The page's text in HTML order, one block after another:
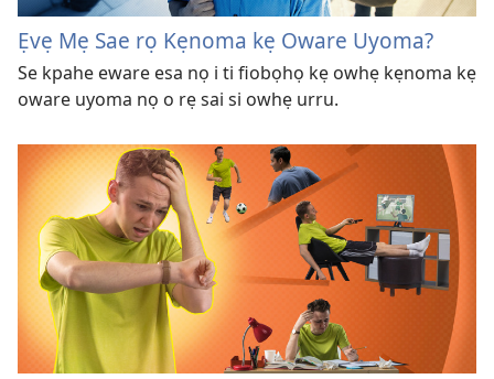
Ẹvẹ Mẹ Sae rọ Kẹnoma kẹ Oware Uyoma?
Se kpahe eware esa nọ i ti fiobọhọ kẹ owhẹ kẹnoma kẹ
oware uyoma nọ o rẹ sai si owhẹ urru.